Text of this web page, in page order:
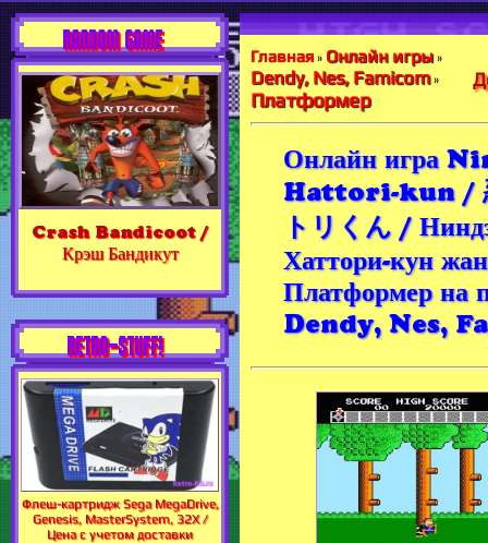
RANDOM GAME
Crash Bandicoot /
Крэш Бандикут
RETRO-STUFF!
Флеш-картридж Sega MegaDrive,
Genesis, MasterSystem, 32X /
Цена с учетом доставки
Главная » Онлайн игры »
Dendy, Nes, Famicom»
Платформер
Онлайн игра
Hattori-kun /
トリくん /
Хаттори-кун
Платформер на
Dendy, Nes,